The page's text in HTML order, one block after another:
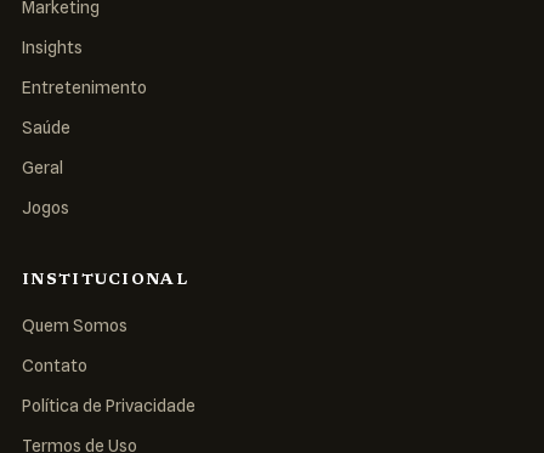
Marketing
Insights
Entretenimento
Saúde
Geral
Jogos
INSTITUCIONAL
Quem Somos
Contato
Política de Privacidade
Termos de Uso